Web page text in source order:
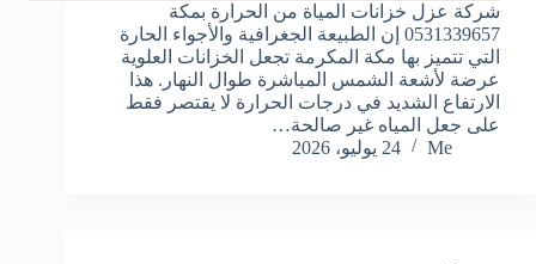
شركة عزل خزانات المياة من الحرارة بمكة
0531339657 إن الطبيعة الجغرافية والأجواء الحارة
التي تتميز بها مكة المكرمة تجعل الخزانات العلوية
عرضة لأشعة الشمس المباشرة طوال النهار. هذا
الارتفاع الشديد في درجات الحرارة لا يقتصر فقط
على جعل المياه غير صالحة…
Me
24 يوليو، 2026